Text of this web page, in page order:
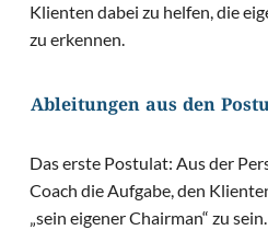
Klienten dabei zu helfen, die
zu erkennen.
Ableitungen aus den
Das erste Postulat: Aus der
Coach die Aufgabe, den
„sein eigener Chairman“ zu